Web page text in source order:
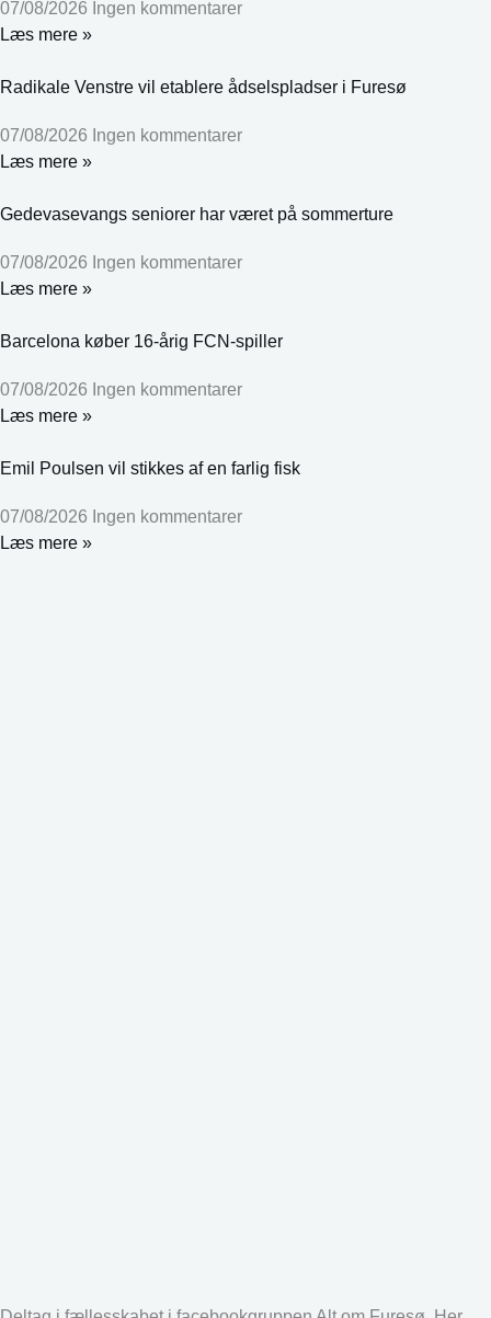
07/08/2026 Ingen kommentarer
Læs mere »
Radikale Venstre vil etablere ådselspladser i Furesø
07/08/2026 Ingen kommentarer
Læs mere »
Gedevasevangs seniorer har været på sommerture
07/08/2026 Ingen kommentarer
Læs mere »
Barcelona køber 16-årig FCN-spiller
07/08/2026 Ingen kommentarer
Læs mere »
Emil Poulsen vil stikkes af en farlig fisk
07/08/2026 Ingen kommentarer
Læs mere »